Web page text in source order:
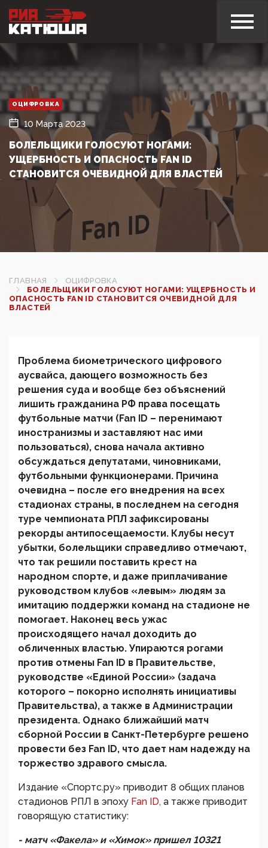
ОЦИФРОВКА
10 Марта 2023
БОЛЕЛЬЩИКИ ГОЛОСУЮТ НОГАМИ:
УЩЕРБНОСТЬ И ОПАСНОСТЬ FAN ID
СТАНОВИТСЯ ОЧЕВИДНОЙ ДЛЯ ВЛАСТЕЙ
ГЛАВНАЯ
ОЦИФРОВКА
БОЛЕЛЬЩИКИ ГОЛОСУЮТ НОГАМИ: УЩЕРБНОСТЬ И
ОПАСНОСТЬ FAN ID СТАНОВИТСЯ ОЧЕВИДНОЙ ДЛЯ
ВЛАСТЕЙ
Проблема биометрического цифрового
аусвайса, дающего возможность без
решения суда и вообще без объяснений
лишить гражданина РФ права посещать
футбольные матчи (Fan ID – перенимают
иностранизмы и заставляют нас ими
пользоваться), снова начала активно
обсуждаться депутатами, чиновниками,
футбольными функционерами. Причина
очевидна – после его внедрения на всех
стадионах страны, в последнем на сегодня
туре чемпионата РПЛ зафиксированы
рекорды антипосещаемости. Клубы несут
убытки, болельщики справедливо отмечают,
что так решили поставить крест на
народном спорте, и даже приплачивание
руководством клубов «левым» людям за
имитацию поддержки команд на стадионе не
помогает. Наконец весь ужас
происходящего начал доходить до
обличенных властью. Упираются рогами
против отмены Fan ID в Правительстве,
руководстве «Единой России» (задача
которого – покорно исполнять инициативы
Правительства), а также в Администрации
президента. Однако ближайший матч
сборной России в Санкт-Петербурге решено
провести без Fan ID, что дает нам надежду на
торжество здравого смысла.
Издание «Спортс.ру» приводит 8 общих планов
стадионов РПЛ в эпоху Fan ID, а также приводит
говорящую статистику:
- матч «Факела» и «Химок» пришел 10321